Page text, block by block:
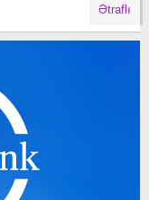
Ətraflı